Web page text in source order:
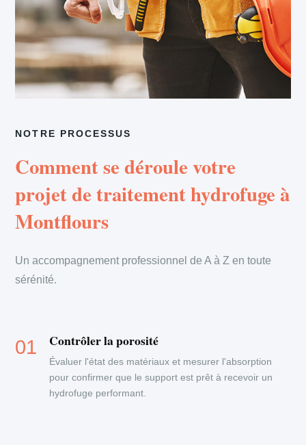
NOTRE PROCESSUS
Comment se déroule votre
projet de traitement hydrofuge à
Montflours
Un accompagnement professionnel de A à Z en toute
sérénité.
Contrôler la porosité
Évaluer l'état des matériaux et mesurer l'absorption
pour confirmer que le support est prêt à recevoir un
hydrofuge performant.